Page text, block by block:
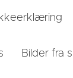
Bilder fra